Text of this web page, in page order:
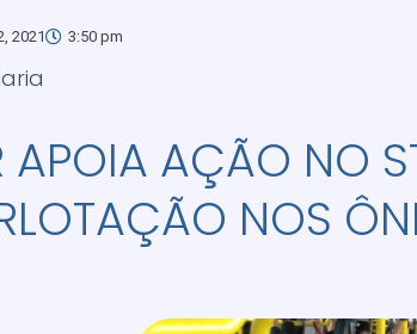
2021 3:50 pm
APOIA AÇÃO NO
NOS